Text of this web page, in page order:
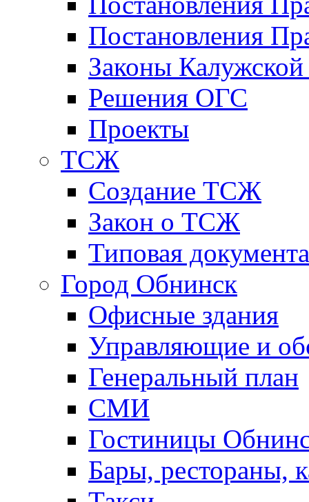
Постановления
Законы Калужской
Решения ОГС
Проекты
ТСЖ
Создание ТСЖ
Закон о ТСЖ
Типовая
Город Обнинск
Офисные здания
Управляющие и
Генеральный план
СМИ
Гостиницы
Бары, рестораны,